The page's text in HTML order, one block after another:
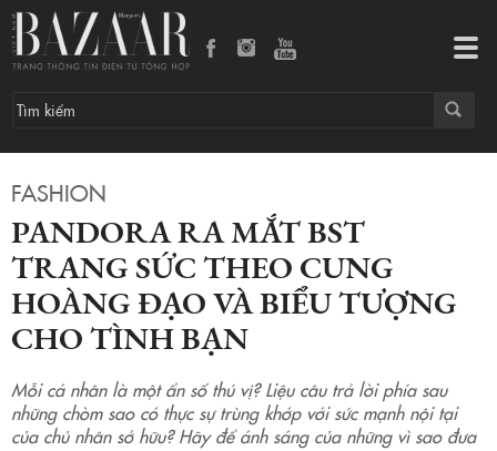
FASHION
PANDORA RA MẮT BST
TRANG SỨC THEO CUNG
HOÀNG ĐẠO VÀ BIỂU TƯỢNG
CHO TÌNH BẠN
Mỗi cá nhân là một ẩn số thú vị? Liệu câu trả lời phía sau
những chòm sao có thực sự trùng khớp với sức mạnh nội tại
của chủ nhân sở hữu? Hãy để ánh sáng của những vì sao đưa